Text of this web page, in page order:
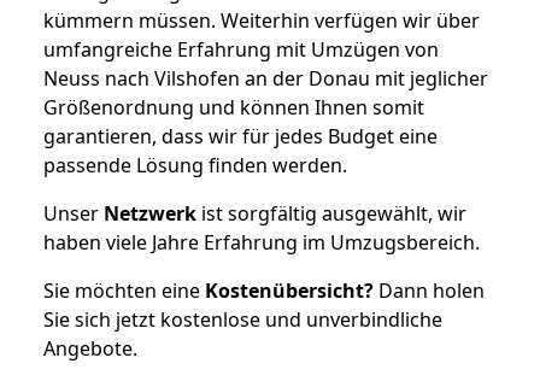
kümmern müssen. Weiterhin verfügen wir über
umfangreiche Erfahrung mit Umzügen von
Neuss nach Vilshofen an der Donau mit jeglicher
Größenordnung und können Ihnen somit
garantieren, dass wir für jedes Budget eine
passende Lösung finden werden.
Unser Netzwerk ist sorgfältig ausgewählt, wir
haben viele Jahre Erfahrung im Umzugsbereich.
Sie möchten eine Kostenübersicht? Dann holen
Sie sich jetzt kostenlose und unverbindliche
Angebote.